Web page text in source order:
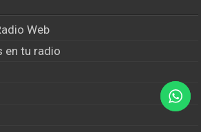
Web
en tu radio